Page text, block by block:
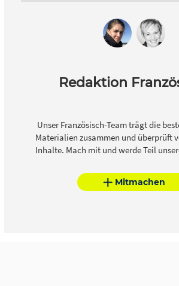
Redaktion
Unser Französisch-Team trägt die
Materialien zusammen und überprüft
Inhalte. Mach mit und werde Teil
Mitmachen